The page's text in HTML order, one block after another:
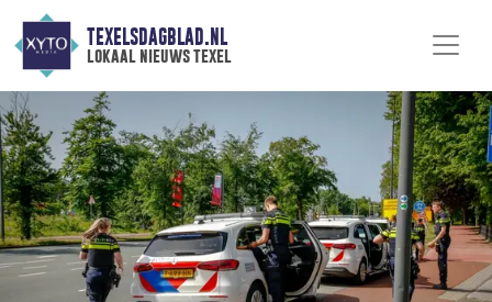
TEXELSDAGBLAD.NL
lokaal nieuws texel